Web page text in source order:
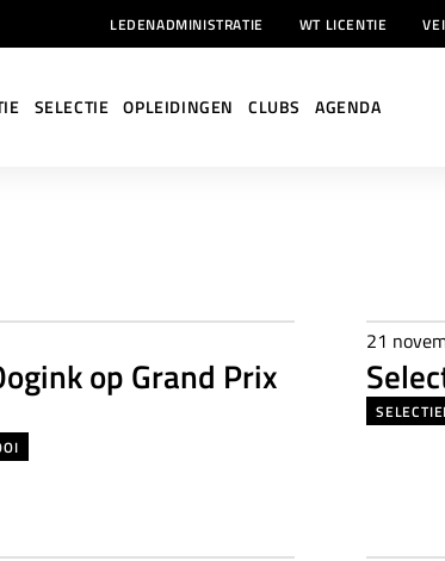
LEDENADMINISTRATIE WT LICENTIE
SELECTIE OPLEIDINGEN CLUBS AGENDA
op Grand Prix
21